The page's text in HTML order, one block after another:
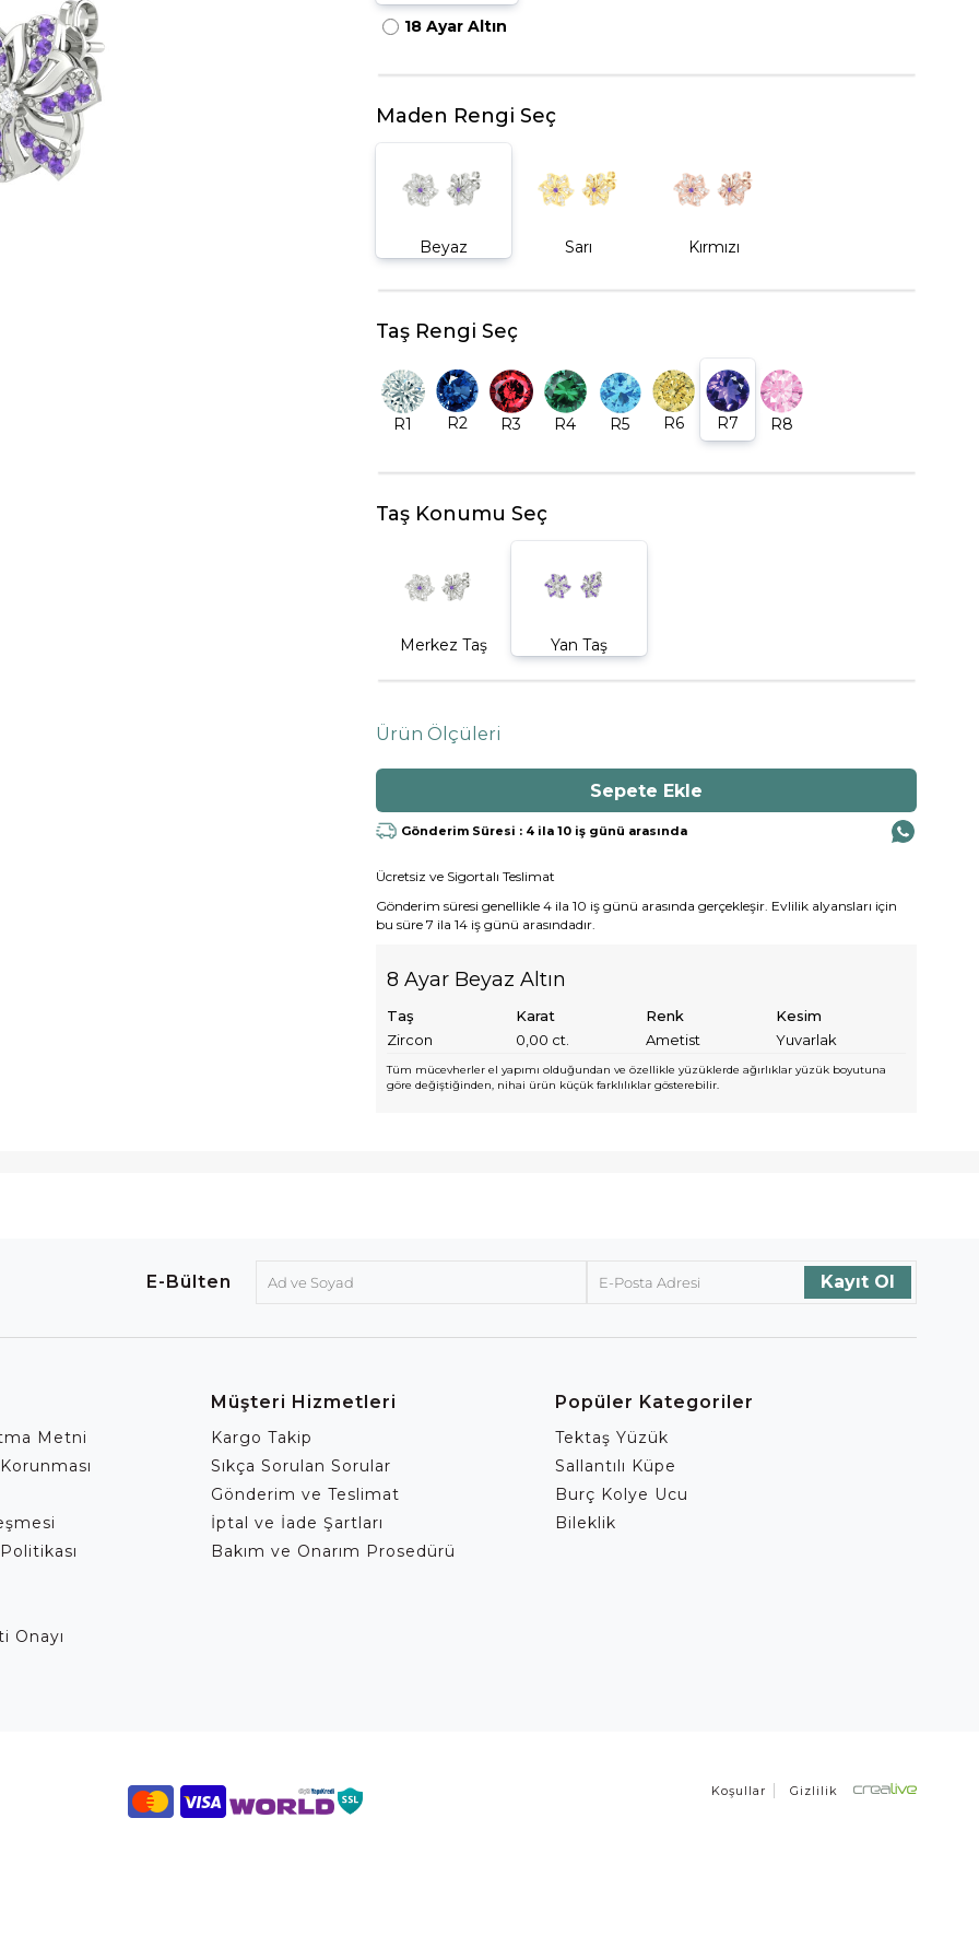
TAMTUR YÜZÜK
HARFLI KOLYE UCU
18 Ayar Altın
Maden Rengi Seç
Beyaz Sarı Kırmızı
Taş Rengi Seç
R1 R2 R3 R4 R5 R6 R7 R8
Taş Konumu Seç
Merkez Taş Yan Taş
Ürün Ölçüleri
Gönderim Süresi : 4 ila 10 iş günü arasında
Ücretsiz ve Sigortalı Teslimat
Gönderim süresi genellikle 4 ila 10 iş günü arasında gerçekleşir. Evlilik alyansları için
bu süre 7 ila 14 iş günü arasındadır.
8 Ayar Beyaz Altın
Taş Karat Renk
Kesim
Zircon
0,00 ct. Ametist Yuvarlak
Tüm mücevherler el yapımı olduğundan ve özellikle yüzüklerde ağırlıklar yüzük boyutuna
göre değiştiğinden, nihai ürün küçük farklılıklar gösterebilir.
E-Bülten
Metni
Onayı
Müşteri Hizmetleri
Kargo Takip
Sıkça Sorulan Sorular
Gönderim ve Teslimat
İptal ve İade Şartları
Bakım ve Onarım Prosedürü
Popüler Kategoriler
Tektaş Yüzük
Sallantılı Küpe
Burç Kolye Ucu
Bileklik
Koşullar Gizlilik